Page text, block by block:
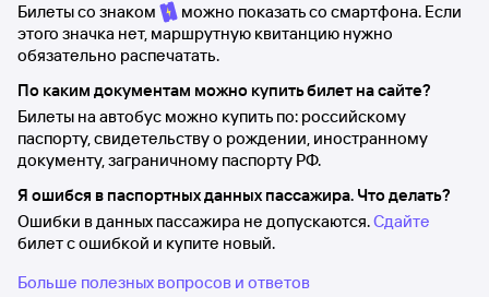
Билеты со знаком
можно показать со смартфона. Если
этого значка нет, маршрутную квитанцию нужно
обязательно распечатать.
По каким документам можно купить билет на сайте?
Билеты на автобус можно купить по: российскому
паспорту, свидетельству о рождении, иностранному
документу, заграничному паспорту РФ.
Я ошибся в паспортных данных пассажира. Что делать?
Ошибки в данных пассажира не допускаются.Сдайте
билет с ошибкой и купите новый.
Больше полезных вопросов и ответов